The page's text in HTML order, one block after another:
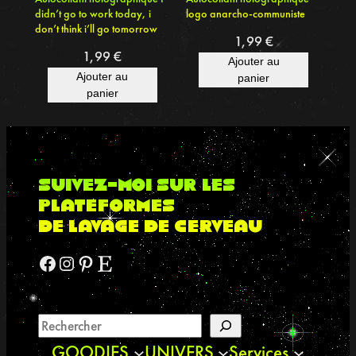
4
m
o
g
a
p
h
i
q
u
e
–
F
didn’t go to work today, i
don’t think i’ll go tomorrow
1,99€
Ajouter au
panier
logo anarcho-communiste
1,99 €
Ajouter au
panier
suivez-moi sur les
plateformes
de lavage de cerveau
Facebook Instagram Pinterest Etsy